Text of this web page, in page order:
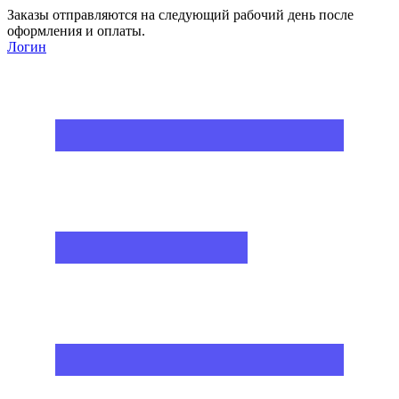
Заказы отправляются на следующий рабочий день после
оформления и оплаты.
Логин